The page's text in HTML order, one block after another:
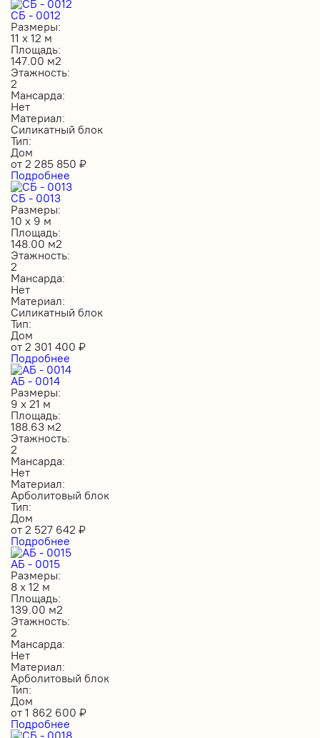
СБ - 0012
Размеры:
11 х 12 м
Площадь:
147.00 м2
Этажность:
2
Мансарда:
Нет
Материал:
Силикатный блок
Тип:
Дом
от 2 285 850 ₽
Подробнее
СБ - 0013
Размеры:
10 х 9 м
Площадь:
148.00 м2
Этажность:
2
Мансарда:
Нет
Материал:
Силикатный блок
Тип:
Дом
от 2 301 400 ₽
Подробнее
АБ - 0014
Размеры:
9 х 21 м
Площадь:
188.63 м2
Этажность:
2
Мансарда:
Нет
Материал:
Арболитовый блок
Тип:
Дом
от 2 527 642 ₽
Подробнее
АБ - 0015
Размеры:
8 х 12 м
Площадь:
139.00 м2
Этажность:
2
Мансарда:
Нет
Материал:
Арболитовый блок
Тип:
Дом
от 1 862 600 ₽
Подробнее